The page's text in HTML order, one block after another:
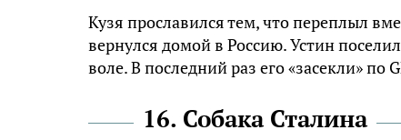
Кузя прославился тем, что переплыл
вернулся домой в Россию. Устин
воле. В последний раз его «засекли» по
16. Собака Сталина